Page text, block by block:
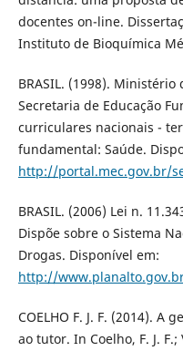
docentes on-line.
Instituto de Bioquí­mica
BRASIL. (1998). Ministério
Secretaria de Educação
curriculares nacionais -
fundamental: Saúde.
http://portal.mec.gov.br/
BRASIL. (2006) Lei n.
Dispõe sobre o Sistema
Drogas. Disponí­vel em:
http://
COELHO F. J. F. (2014). A
ao tutor. In Coelho, F. J.